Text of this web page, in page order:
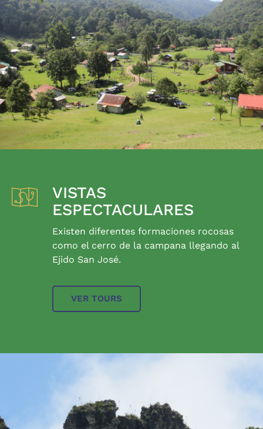
VISTAS
ESPECTACULARES
Existen diferentes formaciones rocosas
como el cerro de la campana llegando al
Ejido San José.
VER TOURS